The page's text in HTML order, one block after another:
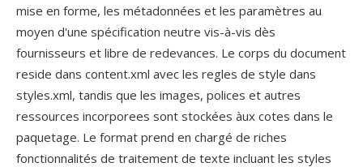
mise en forme, les métadonnées et les paramètres au
moyen d'une spécification neutre vis-à-vis dès
fournisseurs et libre de redevances. Le corps du document
reside dans content.xml avec les regles de style dans
styles.xml, tandis que les images, polices et autres
ressources incorporees sont stockées àux cotes dans le
paquetage. Le format prend en chargé de riches
fonctionnalités de traitement de texte incluant les styles